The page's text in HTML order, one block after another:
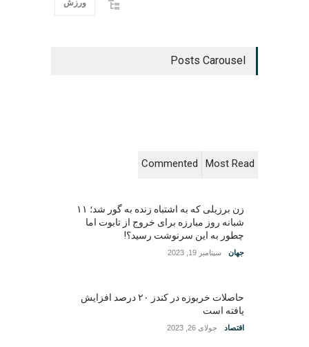
ورزش
Posts Carousel
Most Read
Commented
زن برزیلی که به اشتباه زنده به گور شد؛ ۱۱
شبانه روز مبارزه برای خروج از تابوت اما
چطور به این سرنوشت رسید؟!
جهان سپتامبر 19, 2023
حاصلات خربوزه در کندز ۲۰ درصد افزایش
یافته است
اقتصاد جولای 26, 2023